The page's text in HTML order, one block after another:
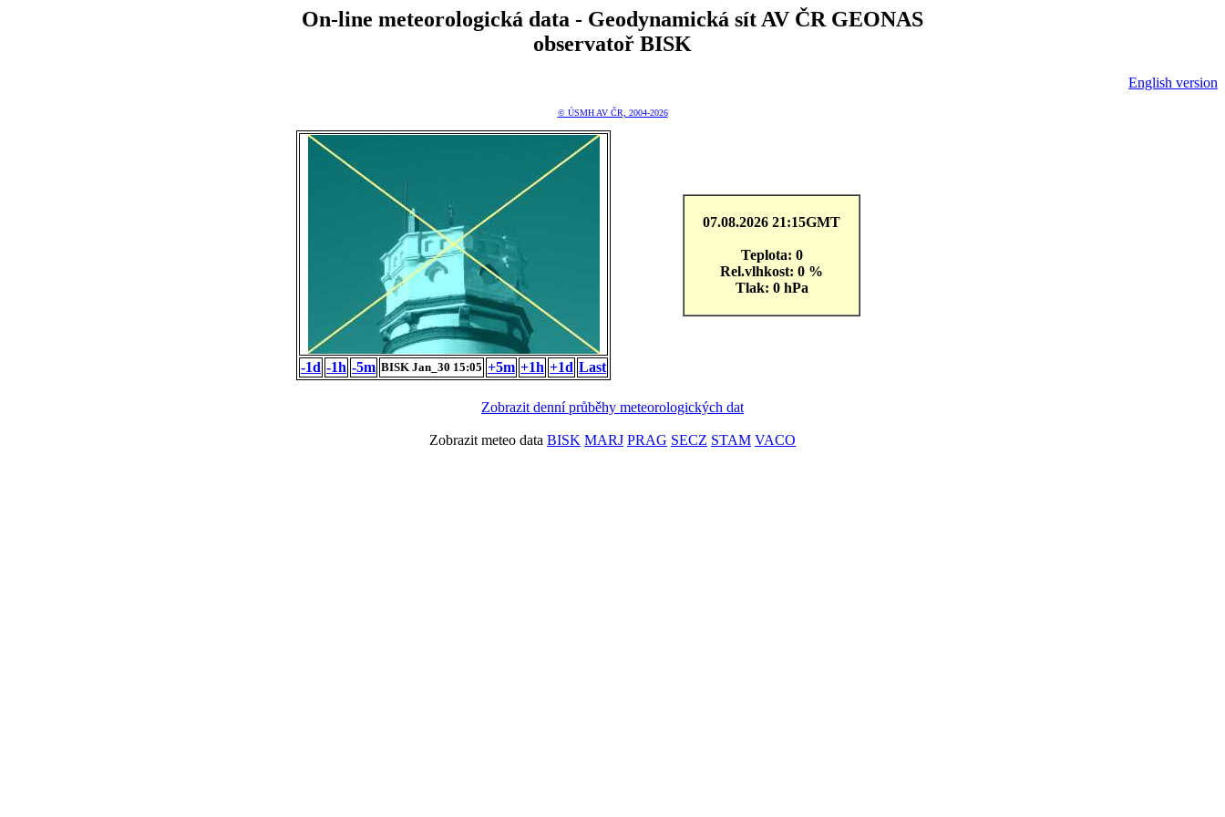
On-line meteorologická data - Geodynamická sít AV ČR GEONAS
observatoř BISK
English version
© ÚSMH AV ČR, 2004-2026
-1d -1h -5m BISK Jan_30 15:05 +5m +1h +1d Last
07.08.2026 21:15GMT
Teplota: 0
Rel.vlhkost: 0 %
Tlak: 0 hPa
Zobrazit denní průběhy meteorologických dat
Zobrazit meteo data BISK MARJ PRAG SECZ STAM VACO